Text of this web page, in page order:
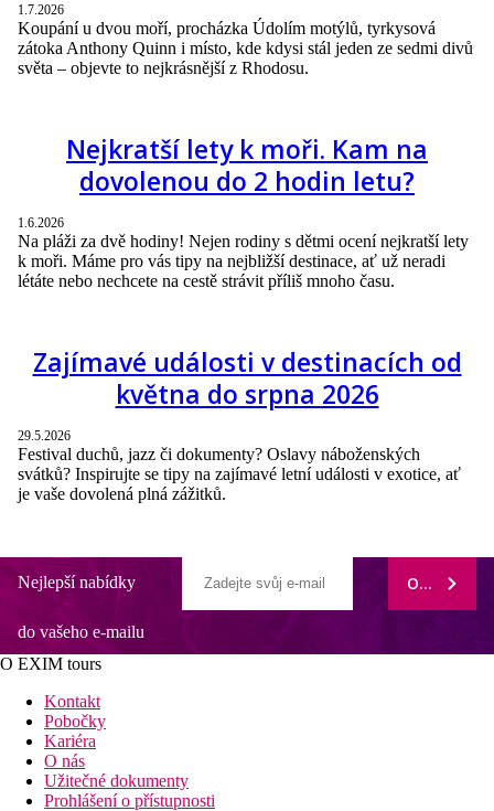
1.7.2026
Koupání u dvou moří, procházka Údolím motýlů, tyrkysová
zátoka Anthony Quinn i místo, kde kdysi stál jeden ze sedmi divů
světa – objevte to nejkrásnější z Rhodosu.
Nejkratší lety k moři. Kam na
dovolenou do 2 hodin letu?
1.6.2026
Na pláži za dvě hodiny! Nejen rodiny s dětmi ocení nejkratší lety
k moři. Máme pro vás tipy na nejbližší destinace, ať už neradi
létáte nebo nechcete na cestě strávit příliš mnoho času.
Zajímavé události v destinacích od
května do srpna 2026
29.5.2026
Festival duchů, jazz či dokumenty? Oslavy náboženských
svátků? Inspirujte se tipy na zajímavé letní události v exotice, ať
je vaše dovolená plná zážitků.
Nejlepší nabídky
do vašeho e-mailu
ODEBÍRAT
O EXIM tours
Kontakt
Pobočky
Kariéra
O nás
Užitečné dokumenty
Prohlášení o přístupnosti